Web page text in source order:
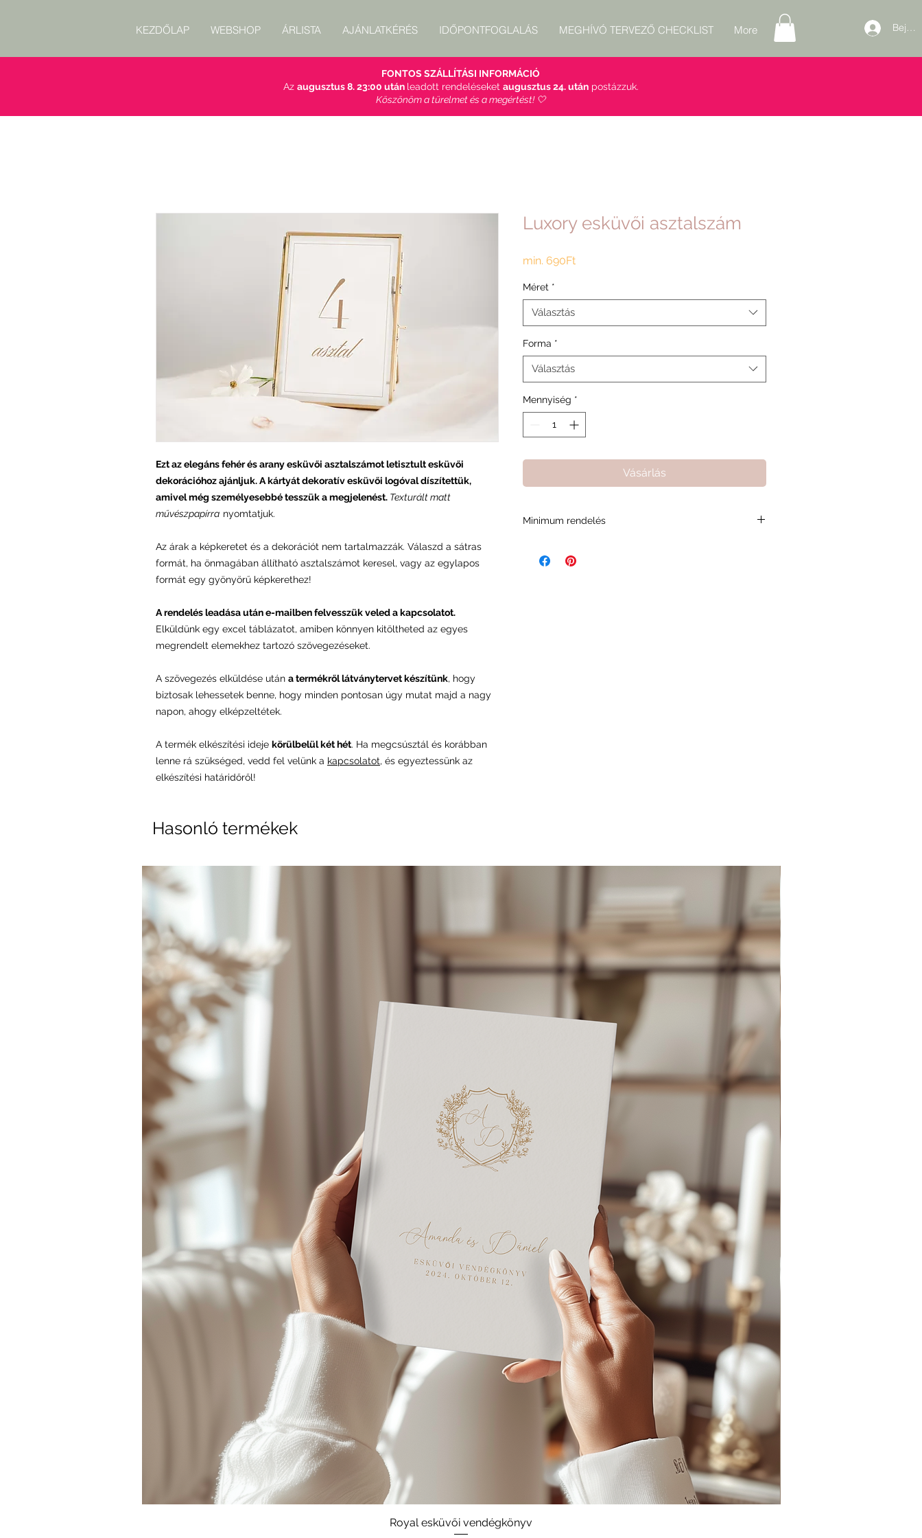
KEZDŐLAP WEBSHOP ÁRLISTA AJÁNLATKÉRÉS IDŐPONTFOGLALÁS MEGHÍVÓ TERVEZŐ CHECKLIST More
FONTOS SZÁLLÍTÁSI INFORMÁCIÓ
Az augusztus 8. 23:00 után leadott rendeléseket augusztus 24. utánpostázzuk.
Köszönöm a türelmet és a megértést! 🤍
Ezt az elegáns fehér és arany esküvői asztalszámot letisztult esküvői
dekorációhoz ajánljuk. A kártyát dekoratív esküvői logóval díszítettük,
amivel még személyesebbé tesszük a megjelenést. Texturált matt
művészpapírra nyomtatjuk.
Az árak a képkeretet és a dekorációt nem tartalmazzák. Válaszd a sátras
formát, ha önmagában állítható asztalszámot keresel, vagy az egylapos
formát egy gyönyörű képkerethez!
A rendelés leadása után e-mailben felvesszük veled a kapcsolatot.
Elküldünk egy excel táblázatot, amiben könnyen kitöltheted az egyes
megrendelt elemekhez tartozó szövegezéseket.
A szövegezés elküldése után a termékről látványtervet készítünk, hogy
biztosak lehessetek benne, hogy minden pontosan úgy mutat majd a nagy
napon, ahogy elképzeltétek.
A termék elkészítési ideje körülbelül két hét. Ha megcsúsztál és korábban
lenne rá szükséged, vedd fel velünk a kapcsolatot, és egyeztessünk az
elkészítési határidőről!
Luxory esküvői asztalszám
min. 690FtAkciós
Méret *
Választás
Forma *
Választás
Mennyiség *
Vásárlás
Minimum rendelés
minket abban, fenntarthassuk a minőségi kiszolgálást
Hasonló termékek
Royal esküvői vendégkönyv